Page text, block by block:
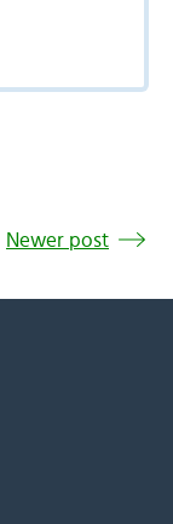
Newer post